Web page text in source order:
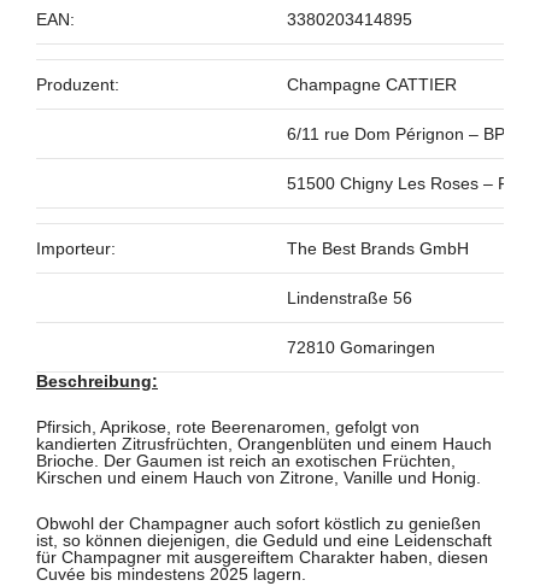
EAN: 3380203414895
Produzent: Champagne CATTIER
6/11 rue Dom Pérignon – BP15
51500 Chigny Les Roses –
Importeur: The Best Brands GmbH
Lindenstraße 56
72810 Gomaringen
Beschreibung:
Pfirsich, Aprikose, rote Beerenaromen, gefolgt von
kandierten Zitrusfrüchten, Orangenblüten und einem Hauch
Brioche. Der Gaumen ist reich an exotischen Früchten,
Kirschen und einem Hauch von Zitrone, Vanille und Honig.
Obwohl der Champagner auch sofort köstlich zu genießen
ist, so können diejenigen, die Geduld und eine Leidenschaft
für Champagner mit ausgereiftem Charakter haben, diesen
Cuvée bis mindestens 2025 lagern.